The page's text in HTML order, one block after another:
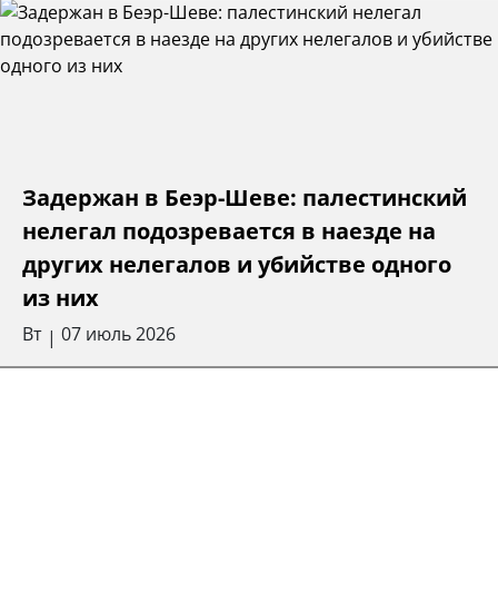
Задержан в Беэр-Шеве: палестинский
нелегал подозревается в наезде на
других нелегалов и убийстве одного
из них
Вт | 07 июль 2026